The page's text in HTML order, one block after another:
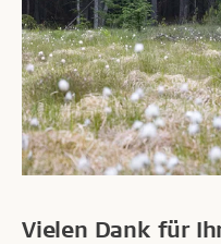
Vielen Dank für